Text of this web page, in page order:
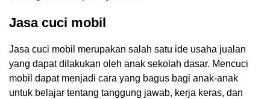
Jasa cuci mobil
Jasa cuci mobil merupakan salah satu ide usaha jualan
yang dapat dilakukan oleh anak sekolah dasar. Mencuci
mobil dapat menjadi cara yang bagus bagi anak-anak
untuk belajar tentang tanggung jawab, kerja keras, dan